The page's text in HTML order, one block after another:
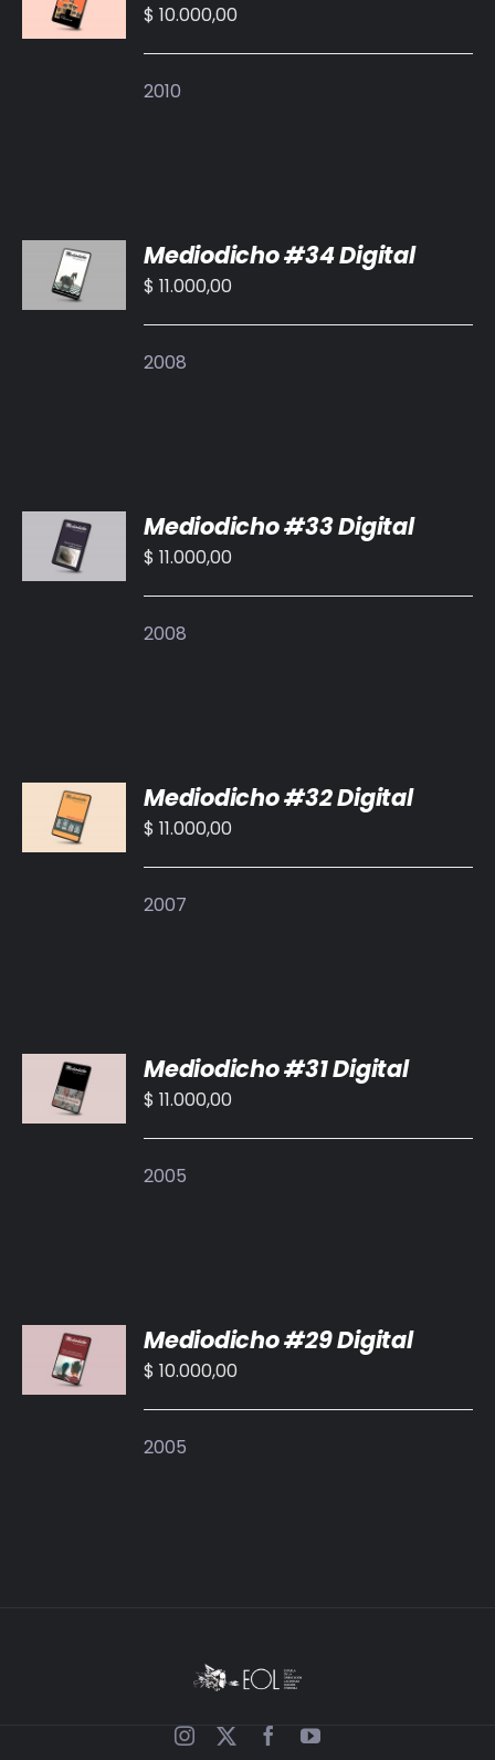
CARRITO
/
$ 10.000,00
2010
AL
CARRITO
/
Mediodicho #34 Digital
$ 11.000,00
2008
AL
CARRITO
/
Mediodicho #33 Digital
$ 11.000,00
2008
AL
CARRITO
/
Mediodicho #32 Digital
$ 11.000,00
2007
AL
CARRITO
/
Mediodicho #31 Digital
$ 11.000,00
2005
AL
CARRITO
/
Mediodicho #29 Digital
$ 10.000,00
2005